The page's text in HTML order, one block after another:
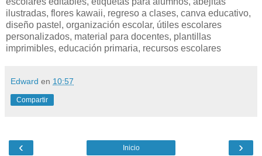
ilustradas, flores kawaii, regreso a clases, canva educativo,
diseño pastel, organización escolar, útiles escolares
personalizados, material para docentes, plantillas
imprimibles, educación primaria, recursos escolares
Edward en 10:57
Compartir
‹ ›
Inicio